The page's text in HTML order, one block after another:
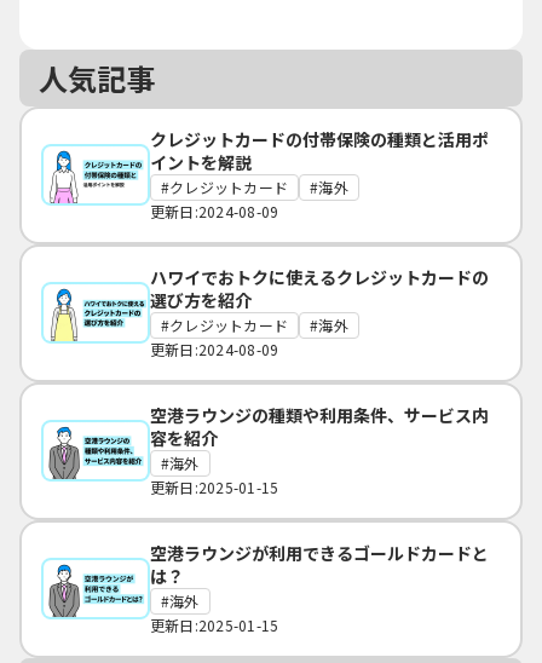
人気記事
クレジットカードの付帯保険の種類と活用ポ
イントを解説
クレジットカード
海外
更新日:2024-08-09
ハワイでおトクに使えるクレジットカードの
選び方を紹介
クレジットカード
海外
更新日:2024-08-09
空港ラウンジの種類や利用条件、サービス内
容を紹介
海外
更新日:2025-01-15
空港ラウンジが利用できるゴールドカードと
は？
海外
更新日:2025-01-15